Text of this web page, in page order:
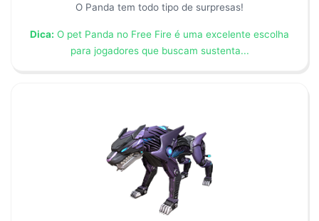
O Panda tem todo tipo de surpresas!
Dica: O pet Panda no Free Fire é uma excelente escolha
para jogadores que buscam sustenta...